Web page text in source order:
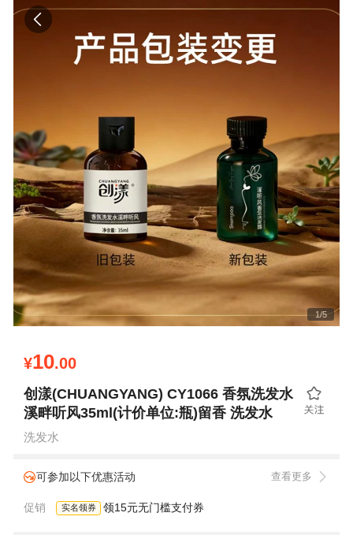
1/5
¥10.00
创漾(CHUANGYANG) CY1066 香氛洗发水
溪畔听风35ml(计价单位:瓶)留香 洗发水
洗发水
可参加以下优惠活动 查看更多
促销 实名领券 领15元无门槛支付券